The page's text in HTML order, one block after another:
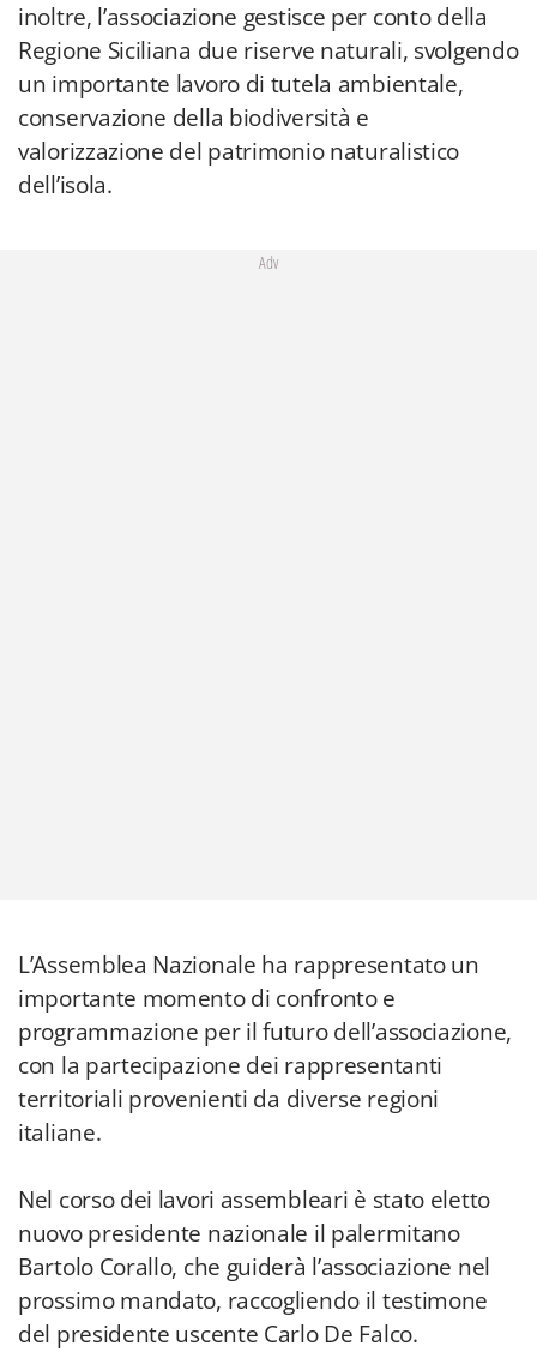
inoltre, l’associazione gestisce per conto della
Regione Siciliana due riserve naturali, svolgendo
un importante lavoro di tutela ambientale,
conservazione della biodiversità e
valorizzazione del patrimonio naturalistico
dell’isola.
Adv
L’Assemblea Nazionale ha rappresentato un
importante momento di confronto e
programmazione per il futuro dell’associazione,
con la partecipazione dei rappresentanti
territoriali provenienti da diverse regioni
italiane.
Nel corso dei lavori assembleari è stato eletto
nuovo presidente nazionale il palermitano
Bartolo Corallo, che guiderà l’associazione nel
prossimo mandato, raccogliendo il testimone
del presidente uscente Carlo De Falco.